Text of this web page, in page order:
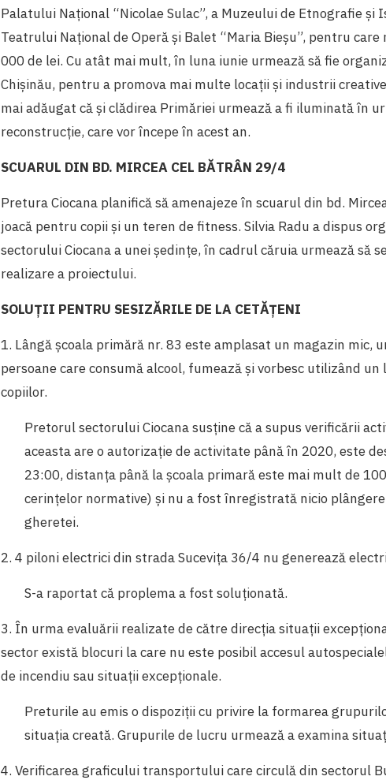
Palatului Național “Nicolae Sulac”, a Muzeului de Etnografie și
Teatrului Național de Operă și Balet “Maria Bieșu”, pentru
000 de lei. Cu atât mai mult, în luna iunie urmează să fie
Chișinău, pentru a promova mai multe locații și industrii
mai adăugat că și clădirea Primăriei urmează a fi iluminată în
reconstrucție, care vor începe în acest an.
SCUARUL DIN BD. MIRCEA CEL BĂTRÂN 29/4
Pretura Ciocana planifică să amenajeze în scuarul din bd.
joacă pentru copii și un teren de fitness. Silvia Radu a dispus
sectorului Ciocana a unei ședințe, în cadrul căruia urmează să
realizare a proiectului.
SOLUȚII PENTRU SESIZĂRILE DE LA CETĂȚENI
1. Lângă şcoala primără nr. 83 este amplasat un magazin mic,
persoane care consumă alcool, fumează şi vorbesc utilizând
copiilor.
Pretorul sectorului Ciocana susține că a supus verificării
aceasta are o autorizație de activitate până în 2020, este
23:00, distanța până la școala primară este mai mult de
cerințelor normative) și nu a fost înregistrată nicio
gheretei.
2. 4 piloni electrici din strada Suceviţa 36/4 nu generează
S-a raportat că proplema a fost soluționată.
3. În urma evaluării realizate de către direcția situații
sector există blocuri la care nu este posibil accesul
de incendiu sau situații excepționale.
Preturile au emis o dispoziții cu privire la formarea
situația creată. Grupurile de lucru urmează a examina
4. Verificarea graficului transportului care circulă din sectorul